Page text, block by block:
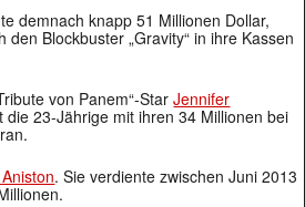
demnach knapp 51 Millionen Dollar,
Blockbuster „Gravity“ in ihre Kassen
von Panem“-StarJennifer
die 23-Jährige mit ihren 34 Millionen bei
. Sie verdiente zwischen Juni 2013